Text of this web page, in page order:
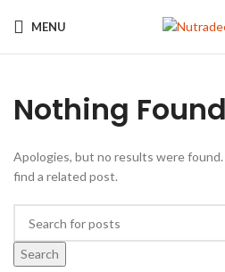
MENU
Nothing Found
Apologies, but no results were
find a related post.
Search